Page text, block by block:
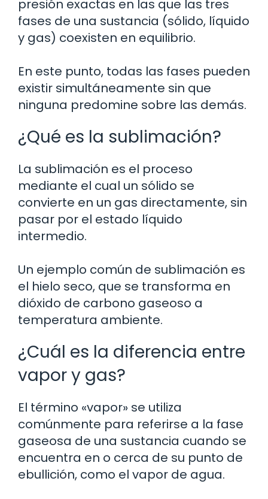
presión exactas en las que las tres
fases de una sustancia (sólido, líquido
y gas) coexisten en equilibrio.
En este punto, todas las fases pueden
existir simultáneamente sin que
ninguna predomine sobre las demás.
¿Qué es la sublimación?
La sublimación es el proceso
mediante el cual un sólido se
convierte en un gas directamente, sin
pasar por el estado líquido
intermedio.
Un ejemplo común de sublimación es
el hielo seco, que se transforma en
dióxido de carbono gaseoso a
temperatura ambiente.
¿Cuál es la diferencia entre
vapor y gas?
El término «vapor» se utiliza
comúnmente para referirse a la fase
gaseosa de una sustancia cuando se
encuentra en o cerca de su punto de
ebullición, como el vapor de agua.